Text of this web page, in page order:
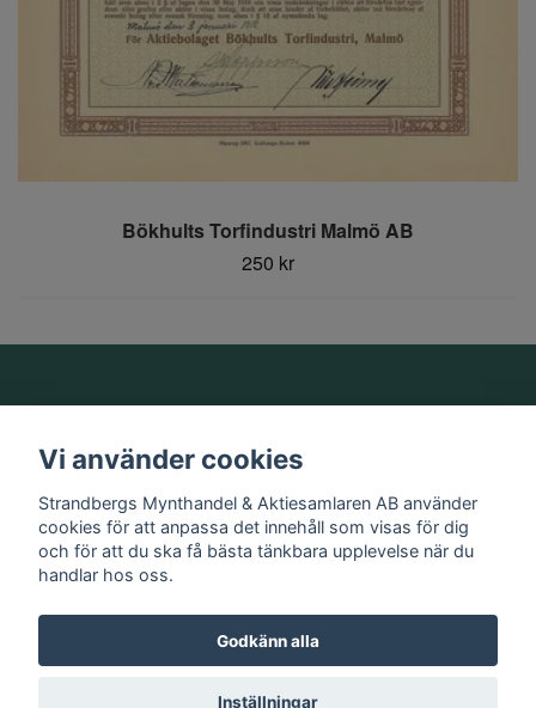
Bökhults Torfindustri Malmö AB
250 kr
Information
Sociala medier
© 2026 Strandbergs Mynthandel & Aktiesamlaren AB
Vi använder cookies
Strandbergs Mynthandel & Aktiesamlaren AB använder
cookies för att anpassa det innehåll som visas för dig
och för att du ska få bästa tänkbara upplevelse när du
handlar hos oss.
Godkänn alla
Inställningar